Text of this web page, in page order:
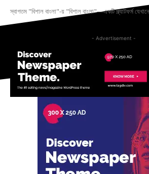
স্বাগতম "বিশাল বাংলা"-য় "বিশাল বাংলা"—একটি প্ল্যাটফর্ম
- Advertisement -